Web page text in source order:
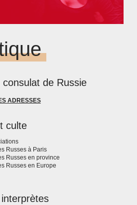
de Russie
ADRESSES
culte
Russes à Paris
Russes en province
Russes en Europe